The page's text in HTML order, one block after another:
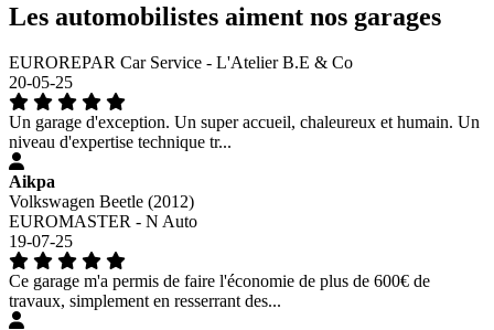
Les automobilistes aiment nos garages
EUROREPAR Car Service - L'Atelier B.E & Co
20-05-25
Un garage d'exception. Un super accueil, chaleureux et humain. Un
niveau d'expertise technique tr...
Aikpa
Volkswagen Beetle (2012)
EUROMASTER - N Auto
19-07-25
Ce garage m'a permis de faire l'économie de plus de 600€ de
travaux, simplement en resserrant des...